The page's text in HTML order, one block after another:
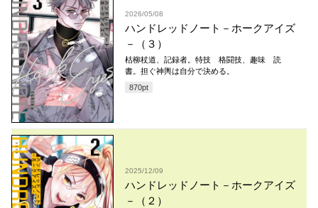
2026/05/08
ハンドレッドノート－ホークアイズ
－（３）
枯柳杖道、記録者。特技 格闘技、趣味 読
書。担ぐ神輿は自分で決める。
870pt
2025/12/09
ハンドレッドノート－ホークアイズ
－（２）